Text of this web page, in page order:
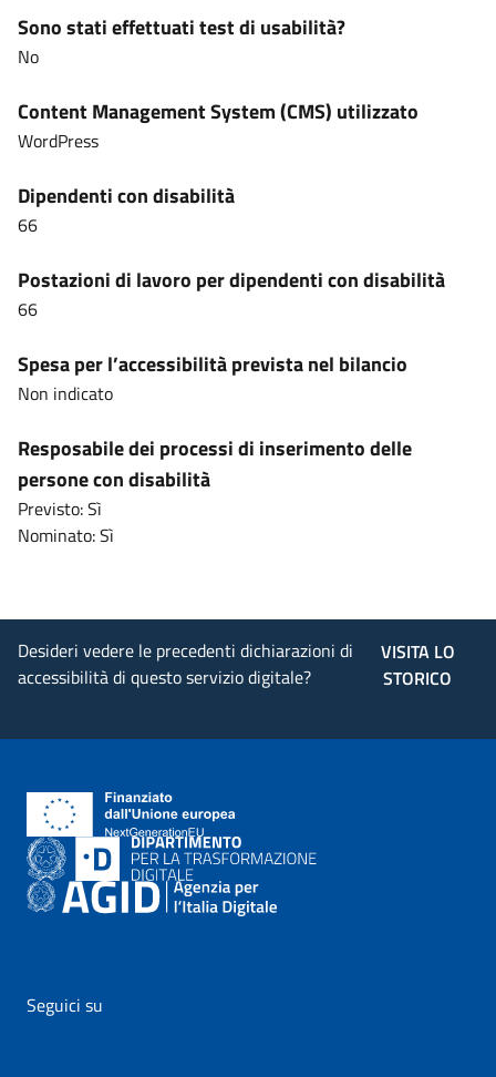
Sono stati effettuati test di usabilità?
No
Content Management System (CMS) utilizzato
WordPress
Dipendenti con disabilità
66
Postazioni di lavoro per dipendenti con disabilità
66
Spesa per l’accessibilità prevista nel bilancio
Non indicato
Resposabile dei processi di inserimento delle
persone con disabilità
Previsto: Sì
Nominato: Sì
Desideri vedere le precedenti dichiarazioni di
accessibilità di questo servizio digitale?
VISITA LO
STORICO
Seguici su